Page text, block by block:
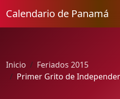
Calendario de Panamá
Inicio
Feriados 2015
Primer Grito de